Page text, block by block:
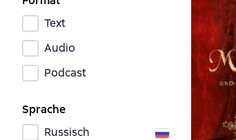
Text
Audio
Podcast
Sprache
Russisch